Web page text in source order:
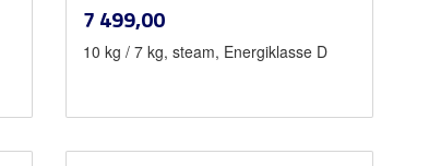
Pris
7 499,00mva.
10 kg / 7 kg, steam, Energiklasse D